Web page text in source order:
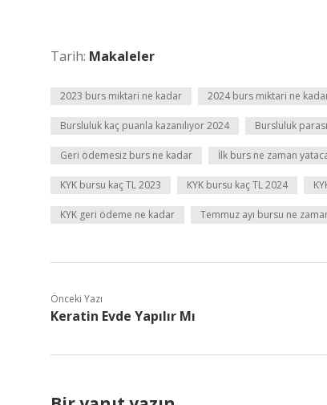
Tarih: Makaleler
2023 burs miktari ne kadar 2024 burs miktari ne
Bursluluk kaç puanla kazanılıyor 2024 Bursluluk
Geri ödemesiz burs ne kadar İlk burs ne zaman
KYK bursu kaç TL 2023 KYK bursu kaç TL 2024
KYK geri ödeme ne kadar Temmuz ayı bursu ne
Önceki Yazı
Keratin Evde Yapılır Mı